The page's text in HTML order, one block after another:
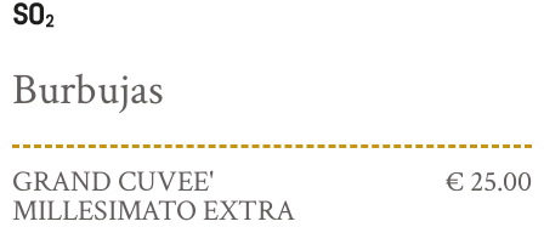
Burbujas
GRAND CUVEE'
MILLESIMATO EXTRA
€ 25.00